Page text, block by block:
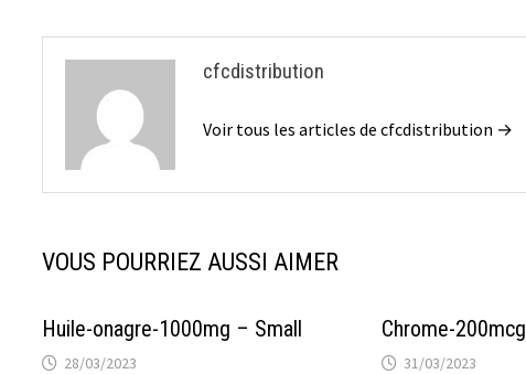
cfcdistribution
Voir tous les articles de cfcdistribution →
VOUS POURRIEZ AUSSI AIMER
Huile-onagre-1000mg – Small
28/03/2023
Chrome-200mcg
31/03/2023